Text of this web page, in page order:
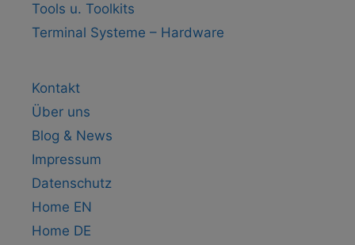
Tools u. Toolkits
Terminal Systeme – Hardware
Kontakt
Über uns
Blog & News
Impressum
Datenschutz
Home EN
Home DE